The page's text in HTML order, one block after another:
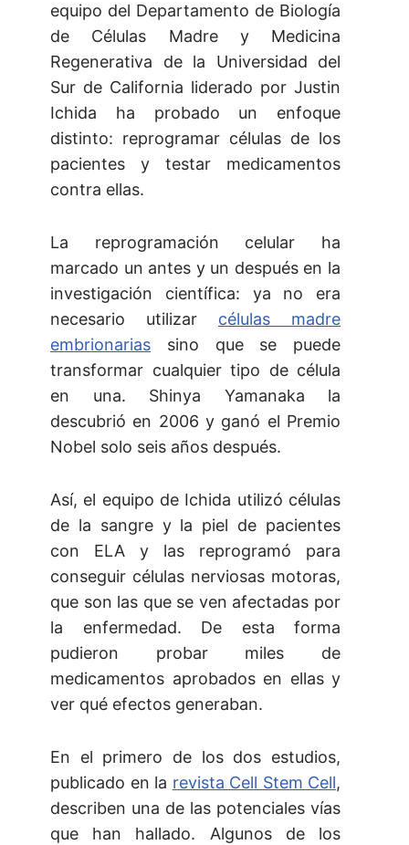
equipo del Departamento de Biología
de Células Madre y Medicina
Regenerativa de la Universidad del
Sur de California liderado por Justin
Ichida ha probado un enfoque
distinto: reprogramar células de los
pacientes y testar medicamentos
contra ellas.
La reprogramación celular ha
marcado un antes y un después en la
investigación científica: ya no era
necesario utilizar células madre
embrionarias sino que se puede
transformar cualquier tipo de célula
en una. Shinya Yamanaka la
descubrió en 2006 y ganó el Premio
Nobel solo seis años después.
Así, el equipo de Ichida utilizó células
de la sangre y la piel de pacientes
con ELA y las reprogramó para
conseguir células nerviosas motoras,
que son las que se ven afectadas por
la enfermedad. De esta forma
pudieron probar miles de
medicamentos aprobados en ellas y
ver qué efectos generaban.
En el primero de los dos estudios,
publicado en la revista Cell Stem Cell,
describen una de las potenciales vías
que han hallado. Algunos de los